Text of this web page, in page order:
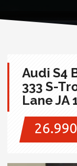
Audi S4
333 S-
Lane JA